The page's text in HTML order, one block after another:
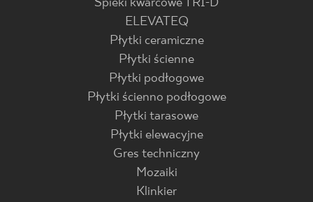
Spieki kwarcowe TRI-D
ELEVATEQ
Płytki ceramiczne
Płytki ścienne
Płytki podłogowe
Płytki ścienno podłogowe
Płytki tarasowe
Płytki elewacyjne
Gres techniczny
Mozaiki
Klinkier